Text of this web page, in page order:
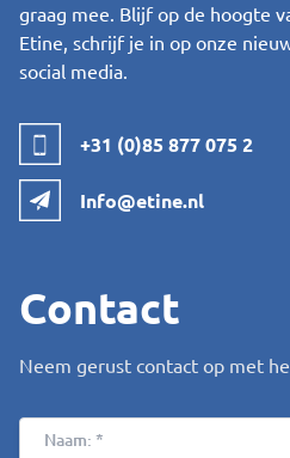
graag mee. Blijf op de hoogte
Etine, schrijf je in op onze
social media.
+31 (0)85 877 075 2
Info@etine.nl
Contact
Neem gerust contact op met